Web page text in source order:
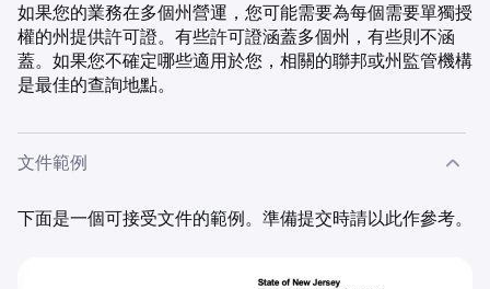
如果您的業務在多個州營運，您可能需要為每個需要單獨授
權的州提供許可證。有些許可證涵蓋多個州，有些則不涵
蓋。如果您不確定哪些適用於您，相關的聯邦或州監管機構
是最佳的查詢地點。
文件範例
下面是一個可接受文件的範例。準備提交時請以此作參考。